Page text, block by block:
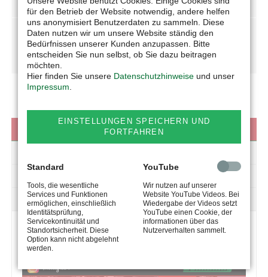
optional mit Gegenschneiden
PROSPEKT (PDF)
VIDEO
DOWNLOAD
AUFLÖSEMASCHINE MUCK MASTER
für den Betrieb der Website notwendig, andere helfen
uns anonymisiert Benutzerdaten zu sammeln. Diese
Daten nutzen wir um unsere Website ständig den
Bedürfnissen unserer Kunden anzupassen. Bitte
entscheiden Sie nun selbst, ob Sie dazu beitragen
möchten.
Hier finden Sie unsere Datenschutzhinweise und unser
Impressum
EINSTELLUNGEN SPEICHERN UND
FORTFAHREN
Standard
Tools, die wesentliche
Services und Funktionen
ermöglichen, einschließlich
Identitätsprüfung,
Servicekontinuität und
Standortsicherheit. Diese
Option kann nicht abgelehnt
werden.
YouTube
Wir nutzen auf unserer
Website YouTube Videos. Bei
Wiedergabe der Videos setzt
YouTube einen Cookie, der
informationen über das
Nutzerverhalten sammelt.